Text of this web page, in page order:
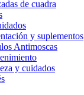
de cuadra
y suplementos
Antimoscas
y cuidados